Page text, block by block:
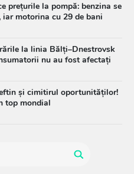
prețurile la pompă: benzina se
motorina cu 29 de bani
la linia Bălți–Dnestrovsk
nu au fost afectați
și cimitirul oportunităților!
top mondial